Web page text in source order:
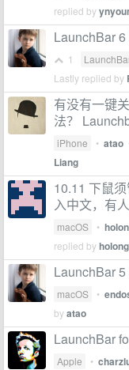
replied by
LaunchBar 6
1
Lastly replied by
有没有一键
法？
iPhone • atao
Liang
10.11 下鼠
入中文，有
macOS •
replied by
LaunchBar
macOS •
byatao
LaunchBar
Apple •